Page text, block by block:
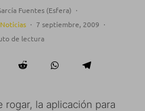
Fuentes (Esfera) ·
Noticias · 7 septiembre, 2009 ·
de lectura
la aplicación para